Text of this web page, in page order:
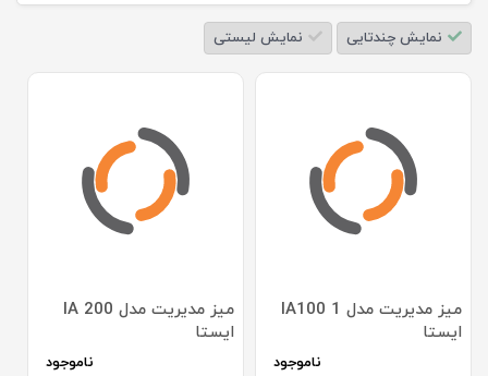
نمایش چندتایی نمایش لیستی
میز مدیریت مدل IA100 1
ایستا
ناموجود
میز مدیریت مدل IA 200
ایستا
ناموجود